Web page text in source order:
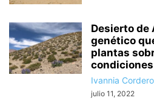
Desierto de
genético
plantas
Ivannia
julio 11, 2022